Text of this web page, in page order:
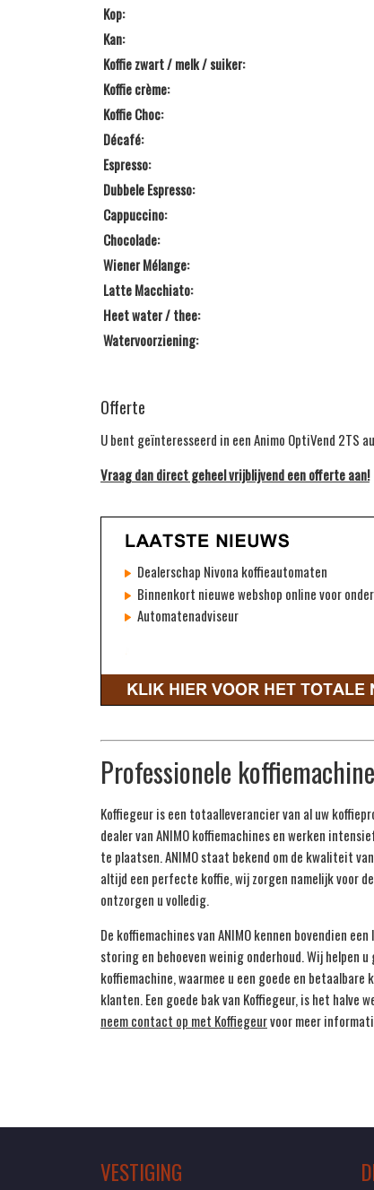
Kop:
Kan:
Koffie zwart / melk / suiker:
Koffie crème:
Koffie Choc:
Décafé:
Espresso:
Dubbele Espresso:
Cappuccino:
Chocolade:
Wiener Mélange:
Latte Macchiato:
Heet water / thee:
Watervoorziening:
Offerte
U bent geïnteresseerd in een Animo OptiVend 2TS
Vraag dan direct geheel vrijblijvend een offerte aan!
Dealerschap Nivona koffieautomaten
Binnenkort nieuwe webshop online voor
Automatenadviseur
Professionele
Koffiegeur is een totaalleverancier van al uw
dealer van ANIMO koffiemachines en werken
te plaatsen. ANIMO staat bekend om de kwaliteit
altijd een perfecte koffie, wij zorgen namelijk voor
ontzorgen u volledig.
De koffiemachines van ANIMO kennen bovendien
storing en behoeven weinig onderhoud. Wij helpen
koffiemachine, waarmee u een goede en betaalbare
klanten. Een goede bak van Koffiegeur, is het halve
neem contact op met Koffiegeurvoor meer
VESTIGING